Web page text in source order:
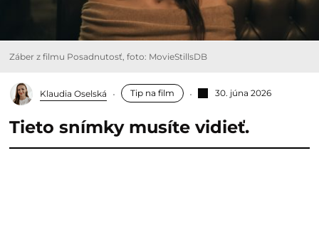
Záber z filmu Posadnutosť, foto: MovieStillsDB
Klaudia Oselská Tip na film 30. júna 2026
Tieto snímky musíte vidieť.